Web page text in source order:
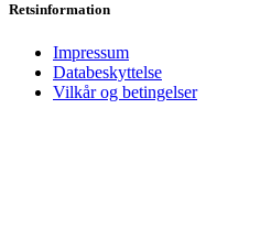
Retsinformation
Impressum
Databeskyttelse
Vilkår og betingelser